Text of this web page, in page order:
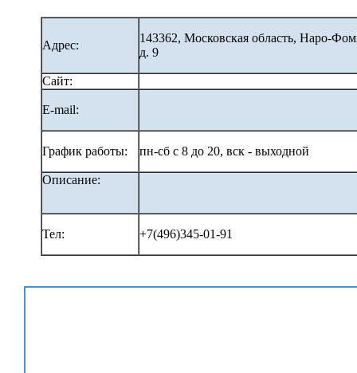
Адрес:
143362, Московская область, Наро-
д. 9
Сайт:
E-mail:
График работы: пн-сб с 8 до 20, вск - выходной
Описание:
Тел: +7(496)345-01-91